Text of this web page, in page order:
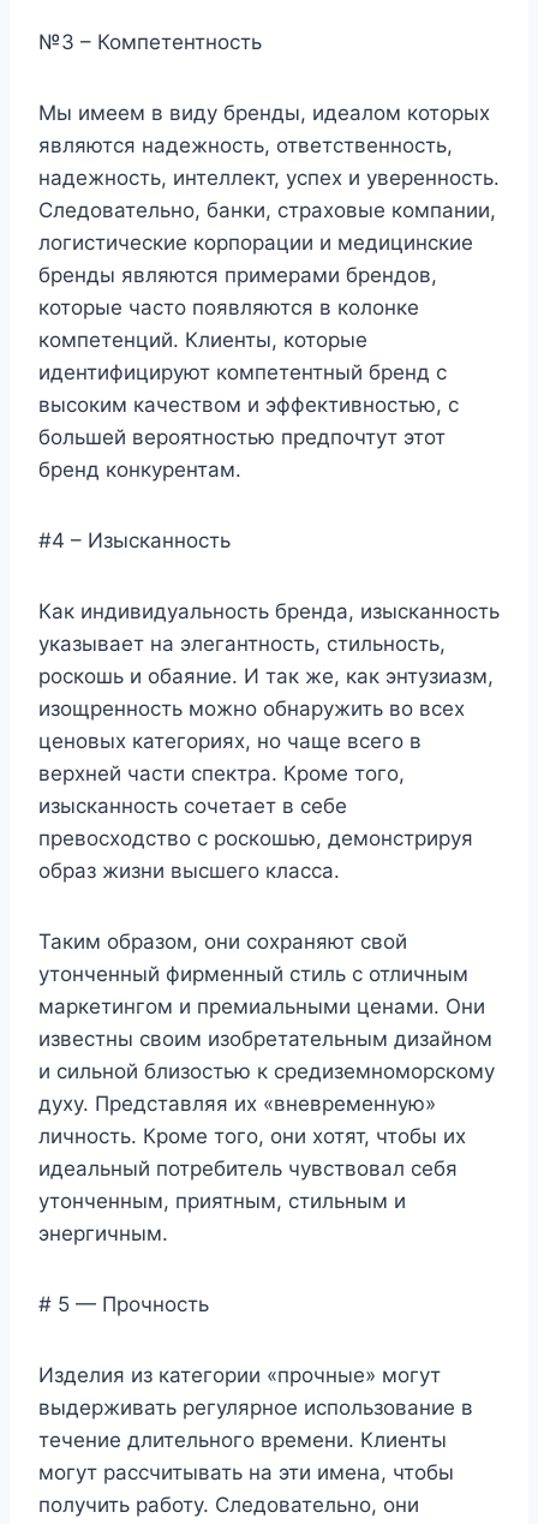
№3 – Компетентность
Мы имеем в виду бренды, идеалом которых
являются надежность, ответственность,
надежность, интеллект, успех и уверенность.
Следовательно, банки, страховые компании,
логистические корпорации и медицинские
бренды являются примерами брендов,
которые часто появляются в колонке
компетенций. Клиенты, которые
идентифицируют компетентный бренд с
высоким качеством и эффективностью, с
большей вероятностью предпочтут этот
бренд конкурентам.
#4 – Изысканность
Как индивидуальность бренда, изысканность
указывает на элегантность, стильность,
роскошь и обаяние. И так же, как энтузиазм,
изощренность можно обнаружить во всех
ценовых категориях, но чаще всего в
верхней части спектра. Кроме того,
изысканность сочетает в себе
превосходство с роскошью, демонстрируя
образ жизни высшего класса.
Таким образом, они сохраняют свой
утонченный фирменный стиль с отличным
маркетингом и премиальными ценами. Они
известны своим изобретательным дизайном
и сильной близостью к средиземноморскому
духу. Представляя их «вневременную»
личность. Кроме того, они хотят, чтобы их
идеальный потребитель чувствовал себя
утонченным, приятным, стильным и
энергичным.
# 5 — Прочность
Изделия из категории «прочные» могут
выдерживать регулярное использование в
течение длительного времени. Клиенты
могут рассчитывать на эти имена, чтобы
получить работу. Следовательно, они